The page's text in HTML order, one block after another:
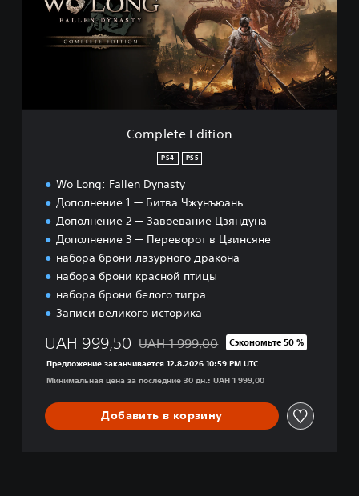
t
Complete Edition
PS4 PS5
Wo Long: Fallen Dynasty
Дополнение 1 — Битва Чжунъюань
Дополнение 2 — Завоевание Цзяндуна
Дополнение 3 — Переворот в Цзинсяне
набора брони лазурного дракона
набора брони красной птицы
набора брони белого тигра
Записи великого историка
UAH 999,50 Скидка с исходной цены UAH 1 999,00
UAH 1 999,00 Сэкономьте 50 %
Предложение заканчивается 12.8.2026 10:59 PM UTC
Минимальная цена за последние 30 дн.: UAH 1 999,00
Добавить в корзину